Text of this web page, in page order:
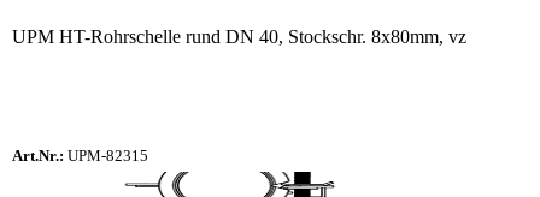
UPM HT-Rohrschelle rund DN 40, Stockschr. 8x80mm, vz
Art.Nr.: UPM-82315